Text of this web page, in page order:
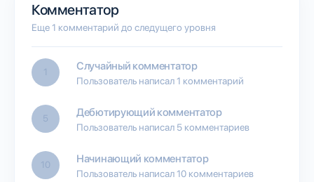
Комментатор
Еще 1 комментарий до следущего уровня
1 Случайный комментатор
Пользователь написал 1 комментарий
5 Дебютирующий комментатор
Пользователь написал 5 комментариев
10 Начинающий комментатор
Пользователь написал 10 комментариев